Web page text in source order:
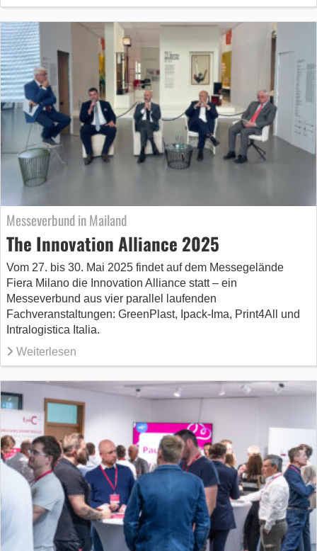
Messeverbund in Mailand
The Innovation Alliance 2025
Vom 27. bis 30. Mai 2025 findet auf dem Messegelände
Fiera Milano die Innovation Alliance statt – ein
Messeverbund aus vier parallel laufenden
Fachveranstaltungen: GreenPlast, Ipack-Ima, Print4All und
Intralogistica Italia.
Weiterlesen